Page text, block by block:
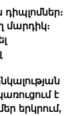
մարդիկ։
է
երկրում,